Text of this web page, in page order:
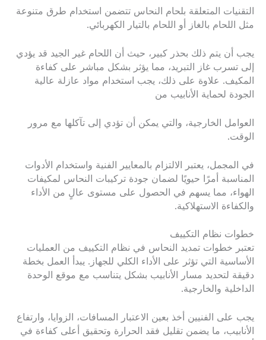
التقنيات المتعلقة بلحام النحاس تتضمن استخدام طرق متنوعة
مثل اللحام بالغاز أو اللحام بالتيار الكهربائي.
يجب أن يتم ذلك بحذر كبير، حيث أن اللحام غير الجيد قد يؤدي
إلى تسرب غاز التبريد، مما يؤثر بشكل مباشر على كفاءة
المكيف. علاوة على ذلك، يجب استخدام مواد عازلة عالية
الجودة لحماية الأنابيب من
العوامل الخارجية، والتي يمكن أن تؤدي إلى تآكلها مع مرور
الوقت.
في المجمل، يعتبر الالتزام بالمعايير الفنية واستخدام الأدوات
المناسبة أمرًا حيويًا لضمان جودة تركيبات النحاس لمكيفات
الهواء، مما يسهم في الحصول على مستوى عالٍ من الأداء
والكفاءة الاستهلاكية.
خطوات نظام التكييف
تعتبر خطوات تمديد النحاس في نظام التكييف من العمليات
الأساسية التي تؤثر على الأداء الكلي للجهاز. يبدأ العمل بخطة
دقيقة لتحديد مسار الأنابيب بشكل يتناسب مع موقع الوحدة
الداخلية والخارجية.
يجب على الفنيين أخذ بعين الاعتبار المسافات، الزوايا، وارتفاع
الأنابيب، ما يضمن تقليل فقد الحرارة وتحقيق أعلى كفاءة في